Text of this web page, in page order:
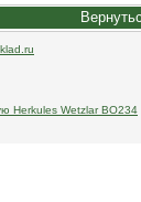
Herkules Wetzlar BO234